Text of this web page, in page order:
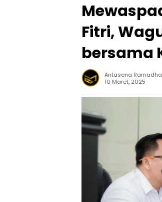
Fitri,
bersama
Antasena
10 Maret, 2025